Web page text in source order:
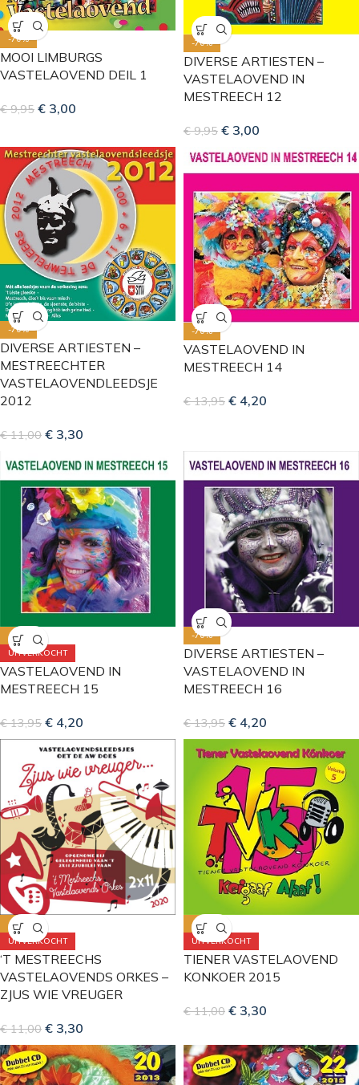
-70%
MOOI LIMBURGS
VASTELAOVEND DEIL 1
€9,95 € 3,00
-70%
DIVERSE ARTIESTEN –
VASTELAOVEND IN
MESTREECH 12
€9,95 € 3,00
-70%
DIVERSE ARTIESTEN –
MESTREECHTER
VASTELAOVENDLEEDSJE
2012
€11,00 € 3,30
-70%
VASTELAOVEND IN
MESTREECH 14
€13,95 € 4,20
-70%
UITVERKOCHT
VASTELAOVEND IN
MESTREECH 15
€13,95 € 4,20
-70%
DIVERSE ARTIESTEN –
VASTELAOVEND IN
MESTREECH 16
€13,95 € 4,20
-70%
UITVERKOCHT
‘T MESTREECHS
VASTELAOVENDS ORKES –
ZJUS WIE VREUGER
€11,00 € 3,30
-70%
UITVERKOCHT
TIENER VASTELAOVEND
KONKOER 2015
€11,00 € 3,30